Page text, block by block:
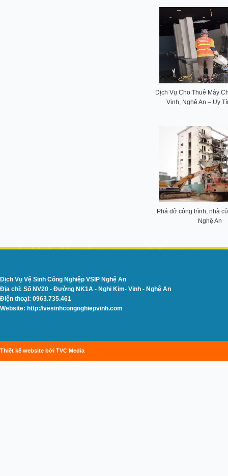
Dịch Vụ Cho Thuê Máy
Vinh, Nghệ An – Uy
Phá dỡ công trình, nhà
Nghệ An
Dịch Vụ Vệ Sinh Công Nghiệp VSIP Nghệ An
Địa chỉ: Số NV20 - Đường NK1A - Nghi Kim- Vinh - Nghệ An
Điện thoại: 0963.735.461
Website: http://vesinhcongnghiepvinh.com
Thiết kế website bởi TVC Media